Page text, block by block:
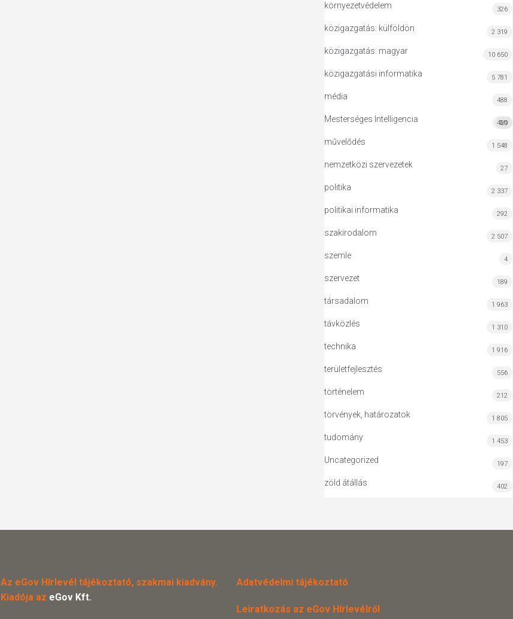
környezetvédelem 326
közigazgatás: külföldön 2 319
közigazgatás: magyar 10 650
közigazgatási informatika 5 781
média 488
Mesterséges Intelligencia MI
420
művelődés 1 548
nemzetközi szervezetek 27
politika 2 337
politikai informatika 292
szakirodalom 2 507
szemle 4
szervezet 189
társadalom 1 963
távközlés 1 310
technika 1 916
területfejlesztés 556
történelem 212
törvények, határozatok 1 805
tudomány 1 453
Uncategorized 197
zöld átállás 402
Az eGov Hírlevél tájékoztató, szakmai kiadvány.
Kiadója az eGov Kft.
Adatvédelmi tájékoztató
Leiratkozás az eGov Hírlevélről